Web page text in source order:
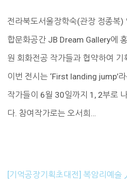
전라북도서울장학숙(관장 정종복)
합문화공간 JB Dream Gallery에
원 회화전공 작가들과 협약하여 기
이번 전시는 ‘First landing jump’
작가들이 6월 30일까지 1, 2부로
다. 참여작가로는 오서희…
[기억공장기획초대전] 복암리예술